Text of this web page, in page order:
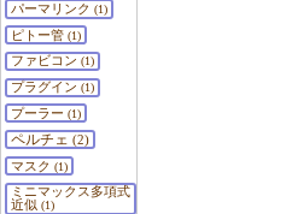
パーマリンク (1)
ピトー管(1)
ファビコン (1)
プラグイン (1)
プーラー (1)
ペルチェ (2)
マスク (1)
ミニマックス多項式
近似(1)